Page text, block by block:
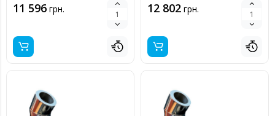
11 596 грн. 12 802 грн.